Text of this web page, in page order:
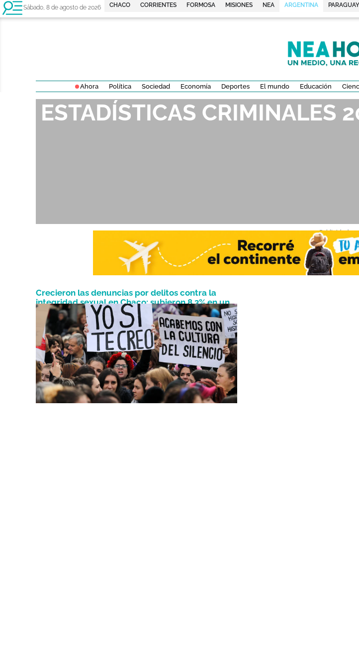
Sábado, 8 de agosto de 2026 CHACO CORRIENTES FORMOSA MISIONES NEA ARGENTINA PARAGUAY
Ahora Política Sociedad Economía Deportes El mundo Educación
ESTADÍSTICAS CRIMINALES
- Publicidad -
Crecieron las denuncias por delitos contra la
integridad sexual en Chaco: subieron 8,3% en un
año
Junio 3, 2026